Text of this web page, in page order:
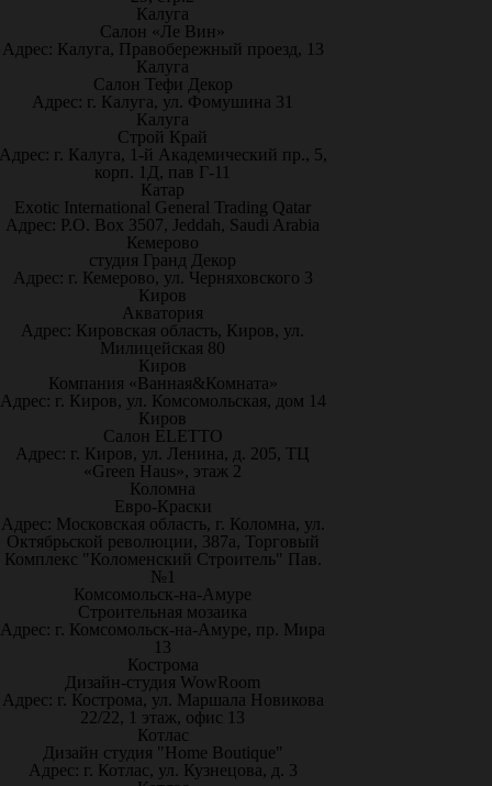
Калуга
Салон «Ле Вин»
Адрес: Калуга, Правобережный проезд, 13
Калуга
Салон Тефи Декор
Адрес: г. Калуга, ул. Фомушина 31
Калуга
Строй Край
г. Калуга, 1-й Академический пр., 5,
корп. 1Д, пав Г-11
Катар
Exotic International General Trading Qatar
Адрес: P.O. Box 3507, Jeddah, Saudi Arabia
Кемерово
студия Гранд Декор
Адрес: г. Кемерово, ул. Черняховского 3
Киров
Акватория
Адрес: Кировская область, Киров, ул.
Милицейская 80
Киров
Компания «Ванная&Комната»
Адрес: г. Киров, ул. Комсомольская, дом 14
Киров
Салон ELETTO
Адрес: г. Киров, ул. Ленина, д. 205, ТЦ
«Green Haus», этаж 2
Коломна
Евро-Краски
Адрес: Московская область, г. Коломна, ул.
Октябрьской революции, 387а, Торговый
Комплекс "Коломенский Строитель" Пав.
№1
Комсомольск-на-Амуре
Строительная мозаика
Адрес: г. Комсомольск-на-Амуре, пр. Мира
13
Кострома
Дизайн-студия WowRoom
Адрес: г. Кострома, ул. Маршала Новикова
22/22, 1 этаж, офис 13
Котлас
Дизайн студия "Home Boutique"
Адрес: г. Котлас, ул. Кузнецова, д. 3